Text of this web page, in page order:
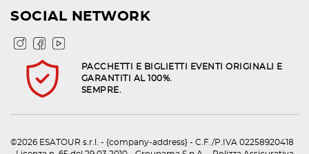
SOCIAL NETWORK
PACCHETTI E BIGLIETTI EVENTI ORIGINALI E
GARANTITI AL 100%.
SEMPRE.
©2026 ESATOUR s.r.l. - {company-address} - C.F./P.IVA 02258920418